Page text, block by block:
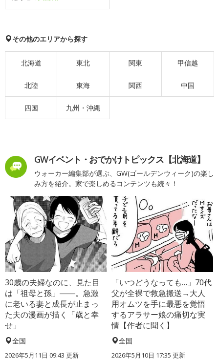
その他のエリアから探す
北海道 東北 関東 甲信越
北陸 東海 関西 中国
四国 九州・沖縄
GWイベント・おでかけトピックス【北海道】
ウォーカー編集部が選ぶ、GW(ゴールデンウィーク)の楽し
み方を紹介。家で楽しめるコンテンツも続々！
30歳の夫婦なのに、見た目
は「祖母と孫」――。急激
に老いる妻と成長が止まっ
た夫の漫画が描く「歳と幸
せ」
全国
2026年5月11日 09:43 更新
「いつどうなっても…」70代
父が全裸で救急搬送→大人
用オムツを手に最悪を覚悟
するアラサー娘の痛切な実
情【作者に聞く】
全国
2026年5月10日 17:35 更新